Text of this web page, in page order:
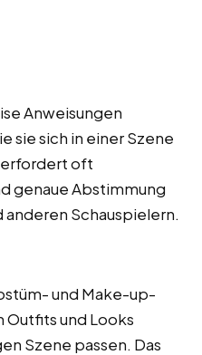
Anweisungen
sie sich in einer Szene
oft
genaue Abstimmung
anderen Schauspielern.
und Make-up-
und Looks
Szene passen. Das